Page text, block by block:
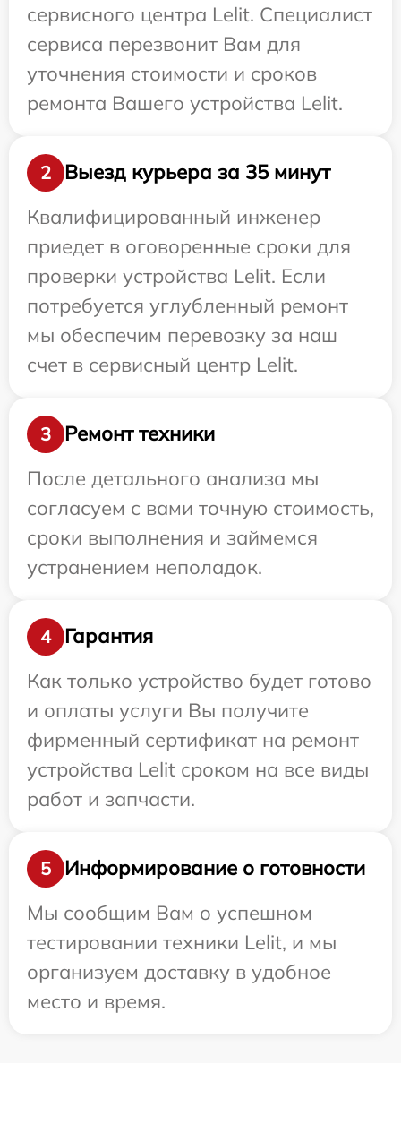
сервисного центра Lelit. Специалист
сервиса перезвонит Вам для
уточнения стоимости и сроков
ремонта Вашего устройства Lelit.
2
Выезд курьера за 35 минут
Квалифицированный инженер
приедет в оговоренные сроки для
проверки устройства Lelit. Если
потребуется углубленный ремонт
мы обеспечим перевозку за наш
счет в сервисный центр Lelit.
3
Ремонт техники
После детального анализа мы
согласуем с вами точную стоимость,
сроки выполнения и займемся
устранением неполадок.
4
Гарантия
Как только устройство будет готово
и оплаты услуги Вы получите
фирменный сертификат на ремонт
устройства Lelit сроком на все виды
работ и запчасти.
5
Информирование о готовности
Мы сообщим Вам о успешном
тестировании техники Lelit, и мы
организуем доставку в удобное
место и время.